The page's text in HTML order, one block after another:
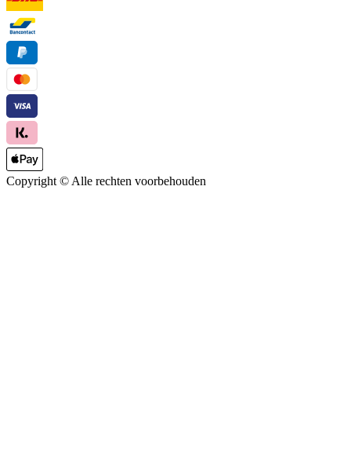
Copyright © Alle rechten voorbehouden